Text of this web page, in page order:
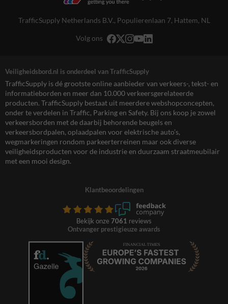
TrafficSupply Netherlands B.V., Populierenlaan 7, Hattem, NL
Volg ons
Veiligheidsbord.nl is onderdeel van TrafficSupply
TrafficSupply is dé grootste online aanbieder van verkeers-, tekst- en
informatieborden en meer dan 10.000 verkeersgerelateerde
producten. TrafficSupply bestaat uit meerdere webshopconcepten,
onder te verdelen in Traffic, Parking en Safety. Bij ons koop je zowel
verkeersborden met de daarbij behorende beugels en
verkeersbordpalen, oplaadpalen voor elektrische auto’s,
wegmarkeringen rondom parkeerterreinen maar ook diverse
veiligheidsproducten voor de industrie en duurzaam straatmeubilair
met een mooi design.
Klantbeoordelingen
Bekijk onze 7061 reviews
Ontvanger prestigieuze awards